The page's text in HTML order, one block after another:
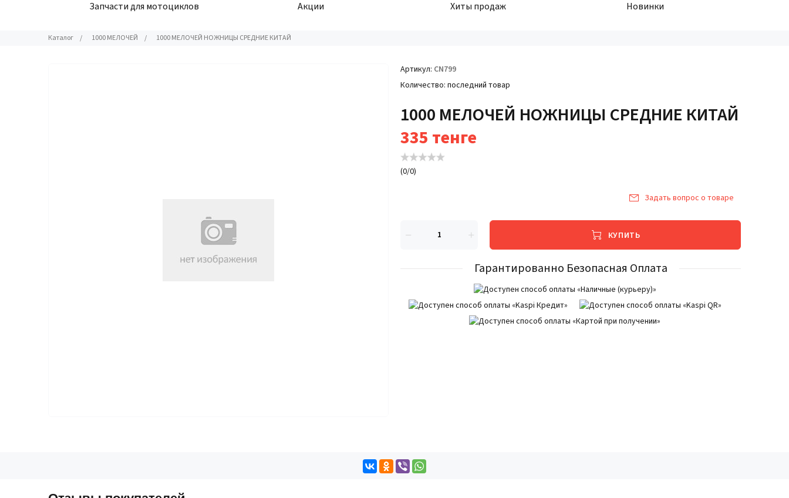
Запчасти для мотоциклов Акции Хиты продаж Новинки
Каталог / 1000 МЕЛОЧЕЙ / 1000 МЕЛОЧЕЙ НОЖНИЦЫ СРЕДНИЕ КИТАЙ
Артикул CN799
Количество последний товар
1000 МЕЛОЧЕЙ НОЖНИЦЫ СРЕДНИЕ КИТАЙ
335 тенге
(0/0)
Задать вопрос о товаре
КУПИТЬ
Гарантированно Безопасная Оплата